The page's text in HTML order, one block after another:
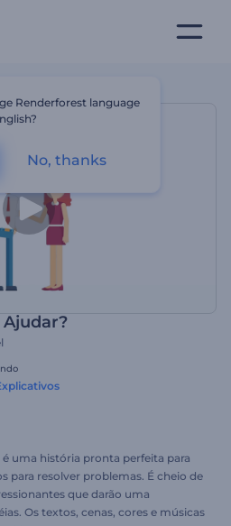
Ajudar?
uma história pronta perfeita para
para resolver problemas. É cheio de
que darão uma
Os textos, cenas, cores e músicas
Renderforest language
No, thanks